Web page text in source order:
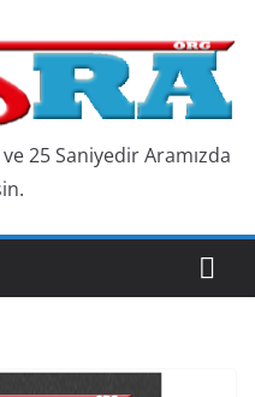
26 Saniyedir Aramızda